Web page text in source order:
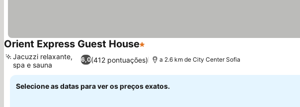
Orient Express Guest House1 Estrelas
6,0(412 pontuações)
Jacuzzi relaxante,
spa e sauna
a 2.6 km de City Center Sofia
Selecione as datas para ver os preços exatos.